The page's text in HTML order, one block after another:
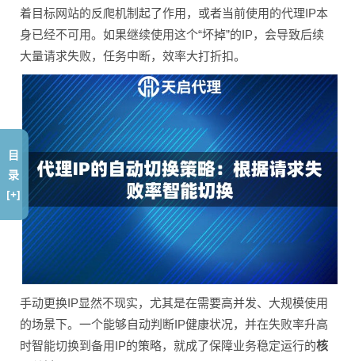
着目标网站的反爬机制起了作用，或者当前使用的代理IP本
身已经不可用。如果继续使用这个“坏掉”的IP，会导致后续
大量请求失败，任务中断，效率大打折扣。
手动更换IP显然不现实，尤其是在需要高并发、大规模使用
的场景下。一个能够自动判断IP健康状况，并在失败率升高
时智能切换到备用IP的策略，就成了保障业务稳定运行的核
目
录
[+]